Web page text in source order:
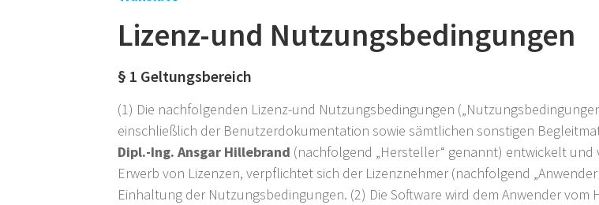
Lizenz-und Nutzungsbedingungen
§ 1 Geltungsbereich
(1) Die nachfolgenden Lizenz-und Nutzungsbedingungen
einschließlich der Benutzerdokumentation sowie sämtlichen sonstigen
Dipl.-Ing. Ansgar Hillebrand (nachfolgend „Hersteller“ genannt) entwickelt
Erwerb von Lizenzen, verpflichtet sich der Lizenznehmer (nachfolgend
Einhaltung der Nutzungsbedingungen. (2) Die Software wird dem Anwender